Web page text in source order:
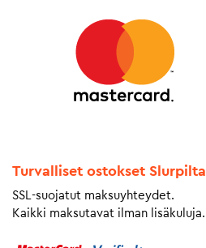
Turvalliset ostokset Slurpilta
SSL-suojatut maksuyhteydet.
Kaikki maksutavat ilman lisäkuluja.